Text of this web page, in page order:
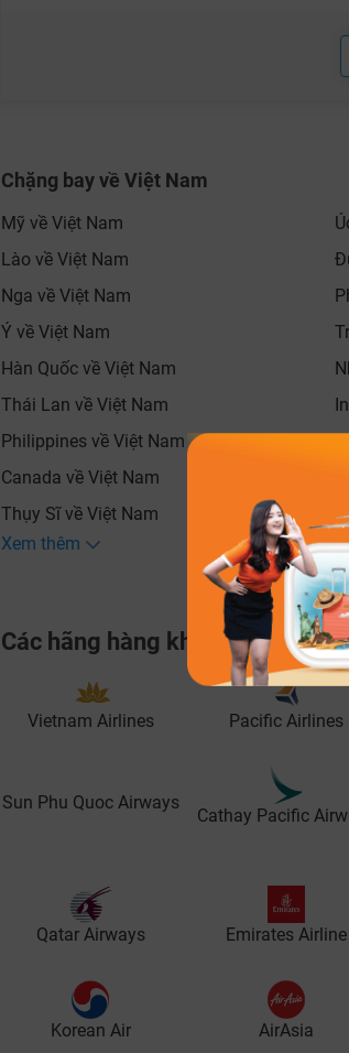
Chặng bay về Việt Nam
Mỹ về Việt Nam
Lào về Việt Nam
Nga về Việt Nam
Ý về Việt Nam
Hàn Quốc về Việt Nam
Thái Lan về Việt Nam
Philippines về Việt Nam
Canada về Việt Nam
Thụy Sĩ về Việt Nam
Xem thêm
Các hãng hàng không phổ biến
Vietnam Airlines Pacific Airlines
Sun Phu Quoc Airways
Cathay Pacific
Qatar Airways Emirates Airline
Korean Air AirAsia